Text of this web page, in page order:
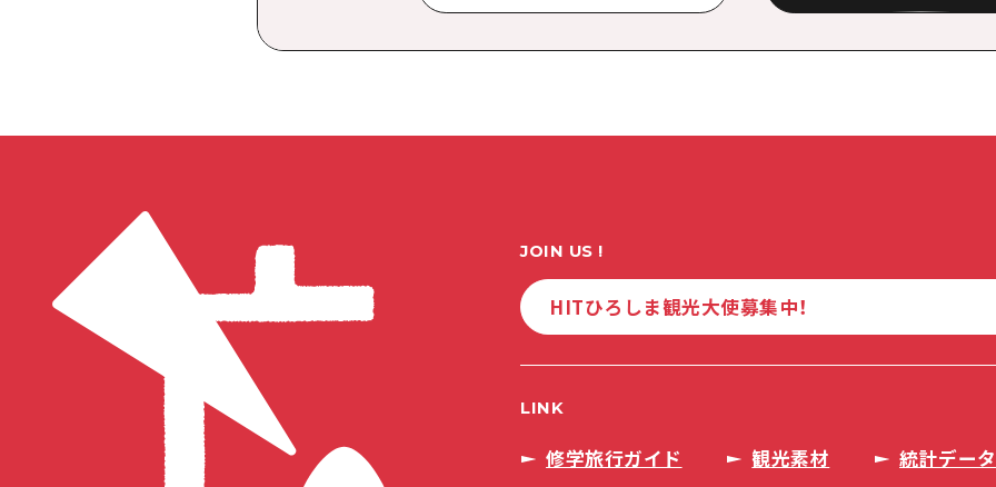
JOIN US !
HITひろしま観光大使募集中！
LINK
修学旅行ガイド 観光素材 統計データ